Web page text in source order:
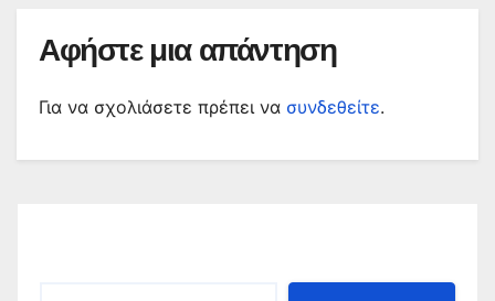
Αφήστε μια απάντηση
Για να σχολιάσετε πρέπει να συνδεθείτε.